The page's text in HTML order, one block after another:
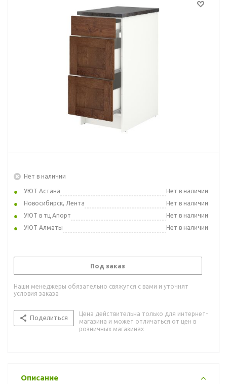
Нет в наличии
УЮТ Астана
Нет в наличии
Новосибирск, Лента
Нет в наличии
УЮТ в тц Апорт
Нет в наличии
УЮТ Алматы
Нет в наличии
Под заказ
Наши менеджеры обязательно свяжутся с вами и уточнят
условия заказа
Поделиться
Цена действительна только для интернет-
магазина и может отличаться от цен в
розничных магазинах
Описание